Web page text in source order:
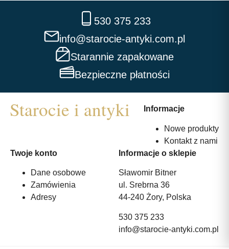
530 375 233
info@starocie-antyki.com.pl
Starannie zapakowane
Bezpieczne płatności
Informacje
Nowe produkty
Kontakt z nami
Twoje konto
Dane osobowe
Zamówienia
Adresy
Informacje o sklepie
Sławomir Bitner
ul. Srebrna 36
44-240 Żory, Polska
530 375 233
info@starocie-antyki.com.pl